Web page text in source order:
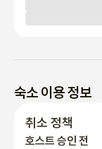
숙소 이용 정보
취소 정책
호스트 승인 전